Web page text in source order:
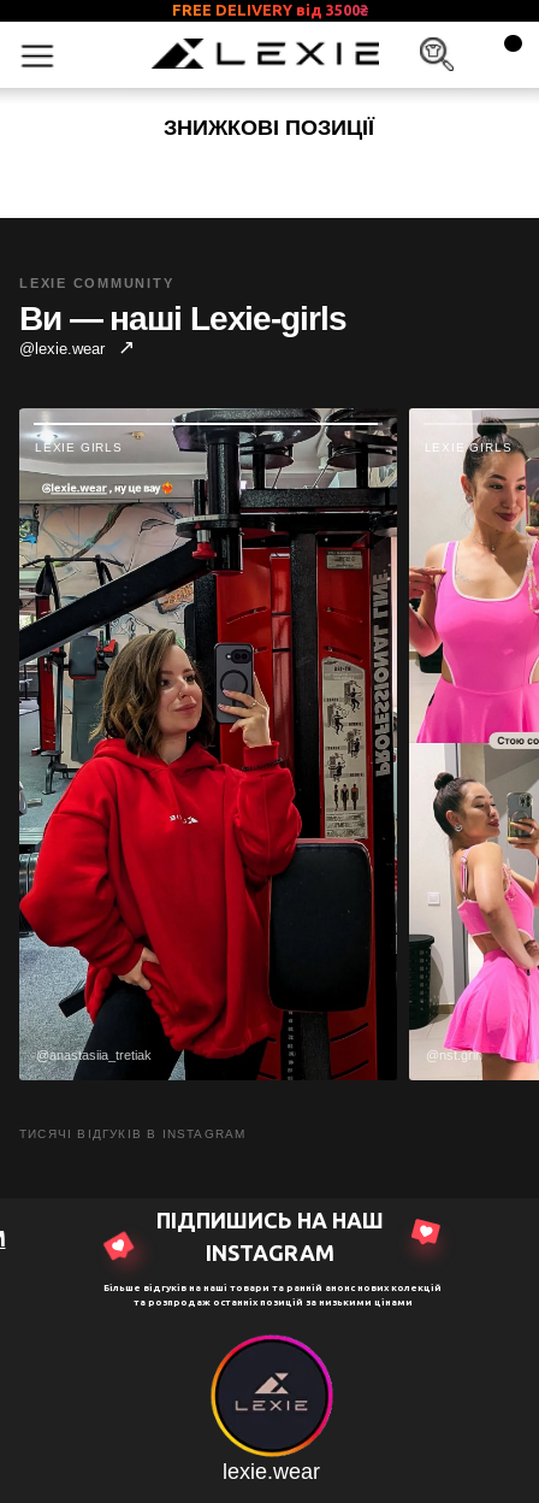
FREE DELIVERY від 3500₴
ЗНИЖКОВІ ПОЗИЦІЇ
LEXIE COMMUNITY
Ви — наші Lexie-girls
@lexie.wear ↗
LEXIE GIRLS
@nst.grin
LEXIE GIRLS
ТИСЯЧІ ВІДГУКІВ В INSTAGRAM
ПІДПИШИСЬ НА НАШ
ІNSTAGRAM
Більше відгуків на наші товари та ранній анонс нових колекцій
та розпродаж останніх позицій за низькими цінами
lexie.wear